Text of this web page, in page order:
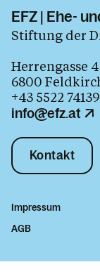
EFZ | Ehe-
Stiftung der
Herrengasse 4
6800
+43 5522 74139
info@efz.at
Kontakt
Impressum
AGB